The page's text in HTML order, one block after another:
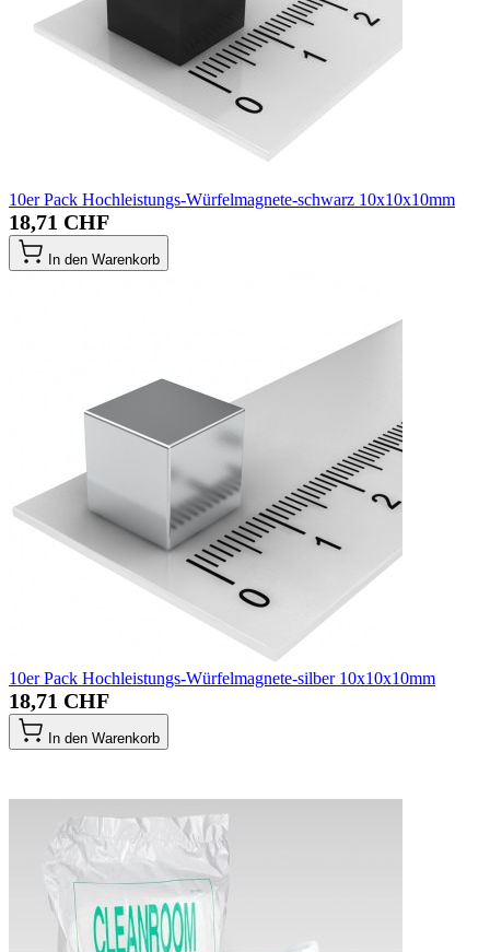
10er Pack Hochleistungs-Würfelmagnete-schwarz 10x10x10mm
18,71 CHF
In den Warenkorb
10er Pack Hochleistungs-Würfelmagnete-silber 10x10x10mm
18,71 CHF
In den Warenkorb